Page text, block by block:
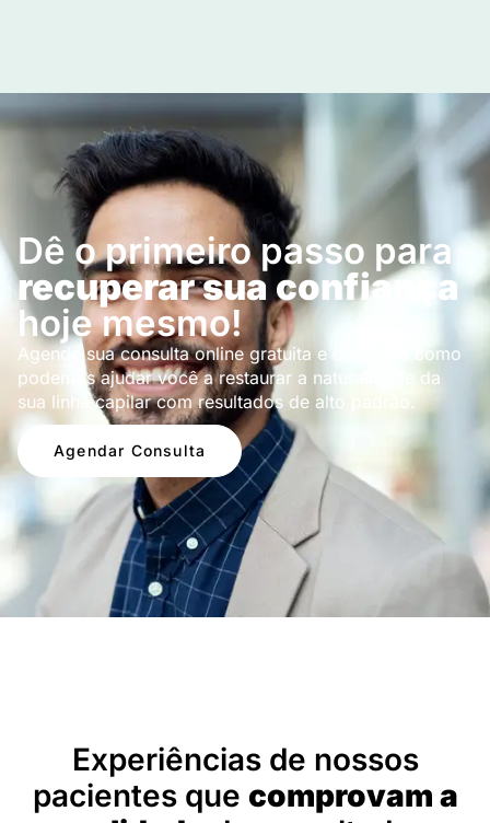
Dê o primeiro passo para
recuperar sua confiança
hoje mesmo!
Agende sua consulta online gratuita e descubra como
podemos ajudar você a restaurar a naturalidade da
sua linha capilar com resultados de alto padrão.
Agendar Consulta
Experiências de nossos
pacientes que comprovam a